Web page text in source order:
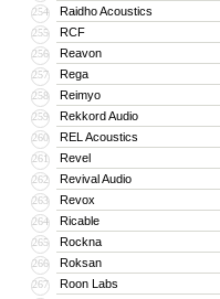
254 Raidho Acoustics
255 RCF
256 Reavon
257 Rega
258 Reimyo
259 Rekkord Audio
260 REL Acoustics
261 Revel
262 Revival Audio
263 Revox
264 Ricable
265 Rockna
266 Roksan
267 Roon Labs